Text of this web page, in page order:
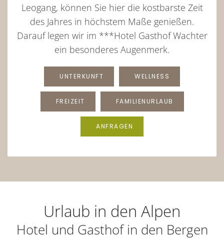
Leogang, können Sie hier die kostbarste Zeit
des Jahres in höchstem Maße genießen.
Darauf legen wir im ***Hotel Gasthof Wachter
ein besonderes Augenmerk.
UNTERKUNFT WELLNESS
FREIZEIT FAMILIENURLAUB
ANFRAGEN
Urlaub in den Alpen
Hotel und Gasthof in den Bergen